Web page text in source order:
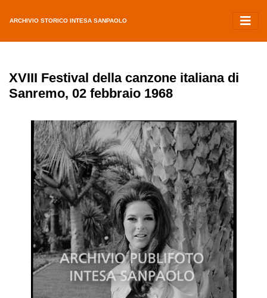
ARCHIVIO STORICO INTESA SANPAOLO
XVIII Festival della canzone italiana di
Sanremo, 02 febbraio 1968